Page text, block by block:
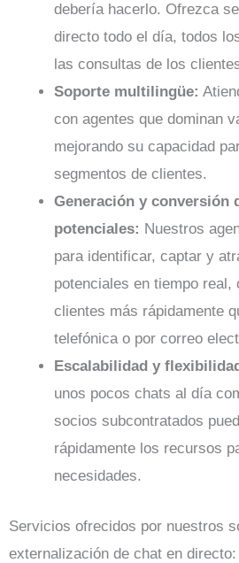
debería hacerlo. Ofrezca
directo todo el día, todos
las consultas de los
Soporte multilingüe:
con agentes que dominan
mejorando su capacidad
segmentos de clientes.
Generación y conversión
potenciales: Nuestros
para identificar, captar y
potenciales en tiempo real,
clientes más rápidamente
telefónica o por correo
Escalabilidad y
unos pocos chats al día
socios subcontratados
rápidamente los recursos
necesidades.
Servicios ofrecidos por nuestros
externalización de chat en directo: